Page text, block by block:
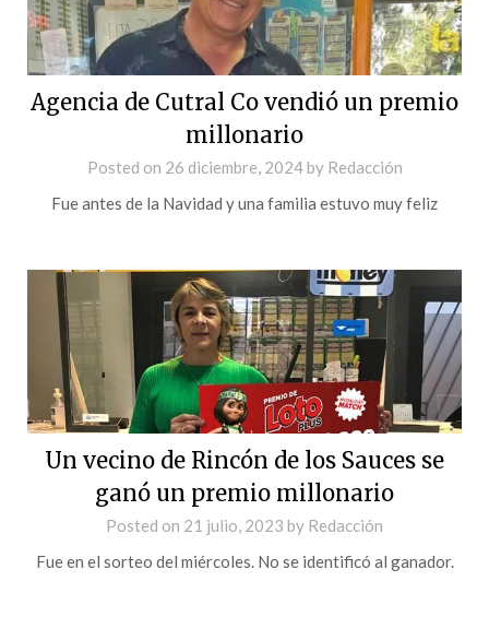
Agencia de Cutral Co vendió un premio
millonario
Posted on 26 diciembre, 2024by Redacción
Fue antes de la Navidad y una familia estuvo muy feliz
Un vecino de Rincón de los Sauces se
ganó un premio millonario
Posted on 21 julio, 2023 by Redacción
Fue en el sorteo del miércoles. No se identificó al ganador.